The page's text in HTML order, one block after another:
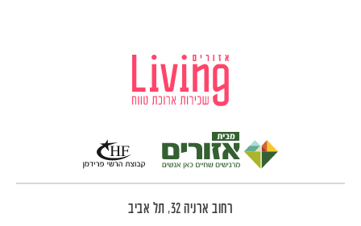
רחוב ארניה 32, תל אביב